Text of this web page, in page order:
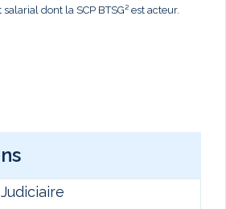
dont la SCP BTSG² est acteur.